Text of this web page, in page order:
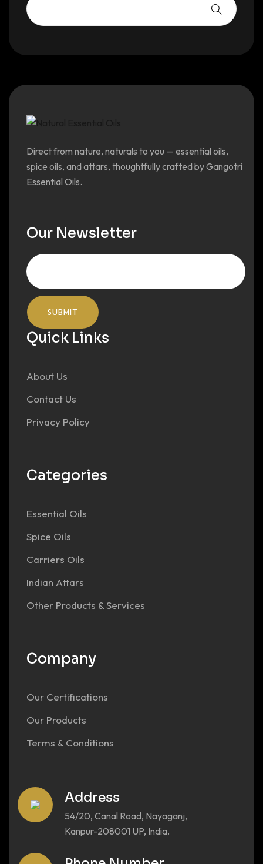
Direct from nature, naturals to you — essential oils,
spice oils, and attars, thoughtfully crafted by Gangotri
Essential Oils.
Our Newsletter
Quick Links
About Us
Contact Us
Privacy Policy
Categories
Essential Oils
Spice Oils
Carriers Oils
Indian Attars
Other Products & Services
Company
Our Certifications
Our Products
Terms & Conditions
Address
54/20, Canal Road, Nayaganj,
Kanpur-208001 UP, India.